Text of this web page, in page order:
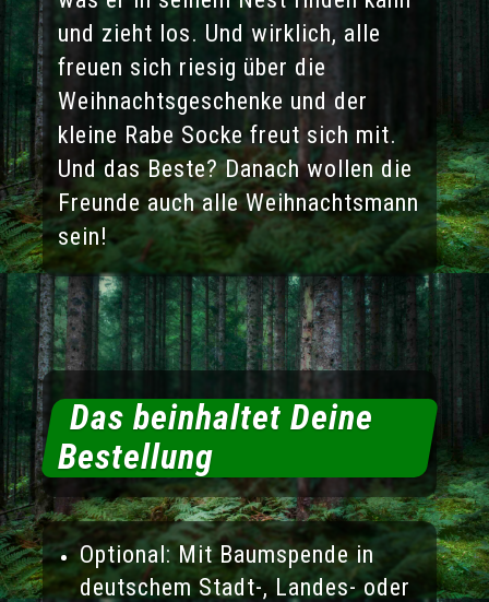
und zieht los. Und wirklich, alle
freuen sich riesig über die
Weihnachtsgeschenke und der
kleine Rabe Socke freut sich mit.
Und das Beste? Danach wollen die
Freunde auch alle Weihnachtsmann
sein!
Das beinhaltet Deine
Bestellung
Optional: Mit Baumspende in
deutschem Stadt-, Landes- oder